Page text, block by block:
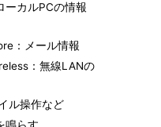
カルPCの情報
：メール情報
：無線LANの
ル操作など